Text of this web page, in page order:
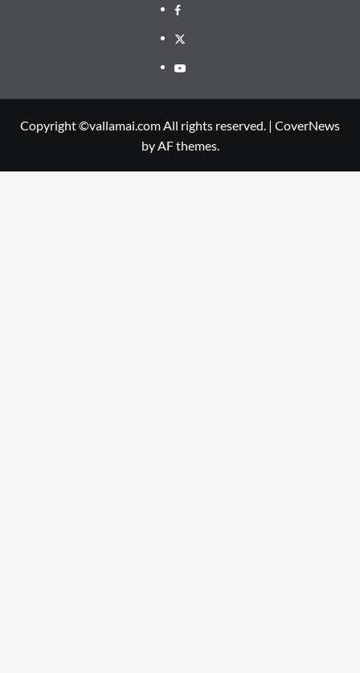
Facebook
Twitter
Youtube
Copyright ©vallamai.com All rights reserved. | CoverNews
by AF themes.